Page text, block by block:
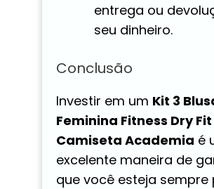
entrega ou
seu dinheiro.
Conclusão
Investir em um Kit 3
Feminina Fitness Dry Fit
Camiseta Academia é
excelente maneira de
que você esteja sempre